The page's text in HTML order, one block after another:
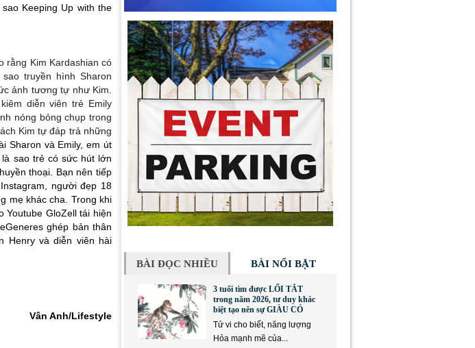
Keeping Up with the
rằng Kim Kardashian có
truyền hình Sharon
ảnh tương tự như Kim.
diễn viên trẻ Emily
nóng bỏng chụp trong
Kim tự đáp trả những
Sharon và Emily, em út
sao trẻ có sức hút lớn
thoại. Bạn nên tiếp
người đẹp 18
mẹ khác cha. Trong khi
Youtube GloZell tái hiện
ghép bản thân
Henry và diễn viên hài
Vân Anh/Lifestyle
BÀI ĐỌC NHIỀU BÀI NỔI BẬT
3 tuổi tìm được LỐI TẮT
trong năm 2026, tư duy khác
biệt tạo nên sự GIÀU CÓ
Tử vi cho biết, năng lượng
Hỏa mạnh mẽ của...